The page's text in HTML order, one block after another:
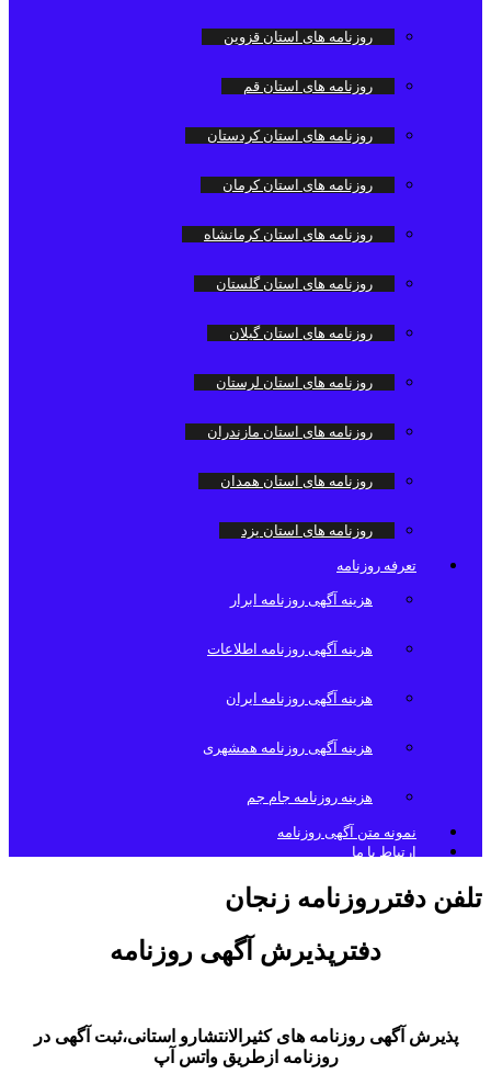
روزنامه های استان قزوین
روزنامه های استان قم
روزنامه های استان کردستان
روزنامه های استان کرمان
روزنامه های استان کرمانشاه
روزنامه های استان گلستان
روزنامه های استان گیلان
روزنامه های استان لرستان
روزنامه های استان مازندران
روزنامه های استان همدان
روزنامه های استان یزد
تعرفه روزنامه
هزینه آگهی روزنامه ابرار
هزینه آگهی روزنامه اطلاعات
هزینه آگهی روزنامه ایران
هزینه آگهی روزنامه همشهری
هزینه روزنامه جام جم
نمونه متن آگهی روزنامه
ارتباط با ما
تلفن دفترروزنامه زنجان
دفترپذیرش آگهی روزنامه
پذیرش آگهی روزنامه های کثیرالانتشارو استانی،ثبت آگهی در
روزنامه ازطریق واتس آپ